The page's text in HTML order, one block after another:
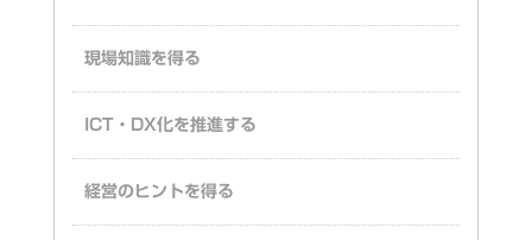
現場知識を得る
ICT・DX化を推進する
経営のヒントを得る